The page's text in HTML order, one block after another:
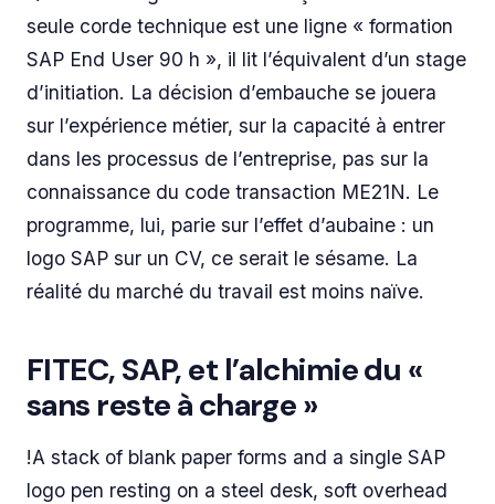
seule corde technique est une ligne « formation
SAP End User 90 h », il lit l’équivalent d’un stage
d’initiation. La décision d’embauche se jouera
sur l’expérience métier, sur la capacité à entrer
dans les processus de l’entreprise, pas sur la
connaissance du code transaction ME21N. Le
programme, lui, parie sur l’effet d’aubaine : un
logo SAP sur un CV, ce serait le sésame. La
réalité du marché du travail est moins naïve.
FITEC, SAP, et l’alchimie du «
sans reste à charge »
!A stack of blank paper forms and a single SAP
logo pen resting on a steel desk, soft overhead